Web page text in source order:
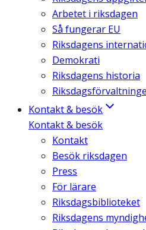
Arbetet i riksdagen
Så fungerar EU
Riksdagens
Demokrati
Riksdagens historia
Kontakt & besök
Kontakt & besök
Kontakt
Besök riksdagen
Press
För lärare
Riksdagsbiblioteket
Riksdagens